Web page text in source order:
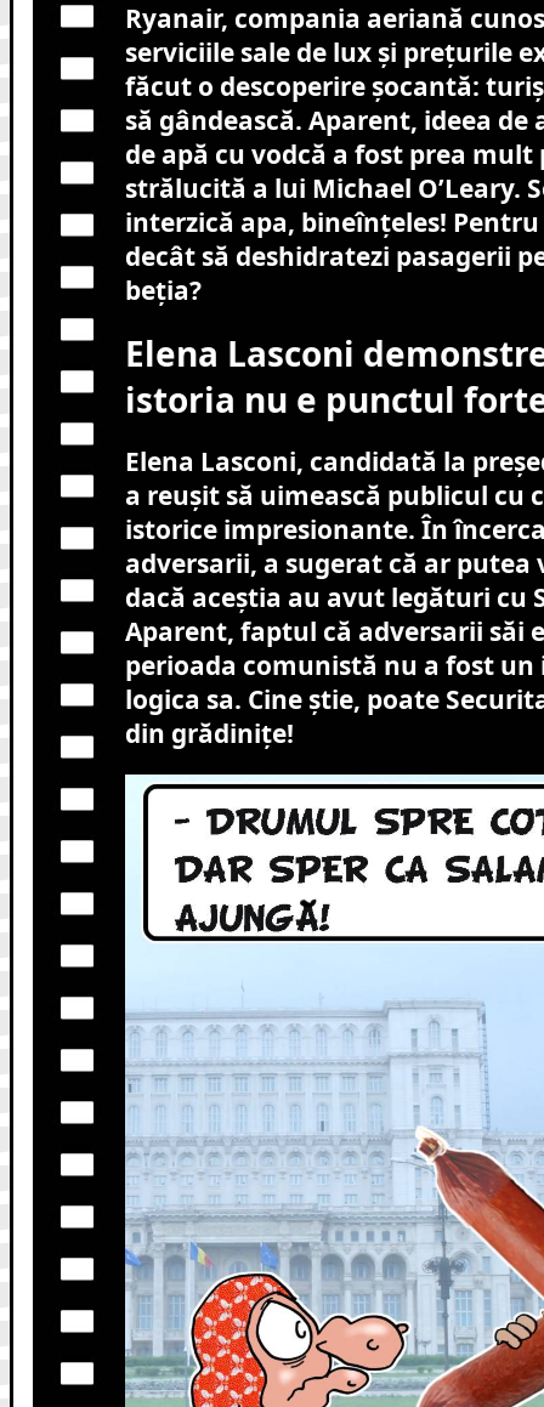
Ryanair, compania aeriană
serviciile sale de lux și prețurile
făcut o descoperire șocantă:
să gândească. Aparent, ideea de
de apă cu vodcă a fost prea
strălucită a lui Michael O’Leary.
interzică apa, bineînțeles! Pentru
decât să deshidratezi pasagerii
beția?
Elena Lasconi
istoria nu e punctul forte
Elena Lasconi, candidată la
a reușit să uimească publicul cu
istorice impresionante. În
adversarii, a sugerat că ar putea
dacă aceștia au avut legături cu
Aparent, faptul că adversarii săi
perioada comunistă nu a fost
logica sa. Cine știe, poate
din grădinițe!